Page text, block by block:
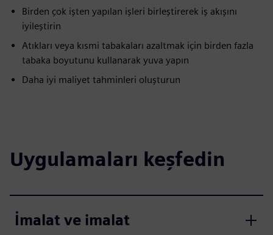
Birden çok işten yapılan işleri birleştirerek iş akışını
iyileştirin
Atıkları veya kısmi tabakaları azaltmak için birden fazla
tabaka boyutunu kullanarak yuva yapın
Daha iyi maliyet tahminleri oluşturun
Uygulamaları keşfedin
İmalat ve imalat